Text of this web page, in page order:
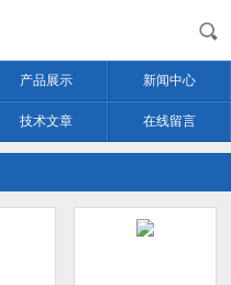
产品展示 新闻中心
技术文章 在线留言